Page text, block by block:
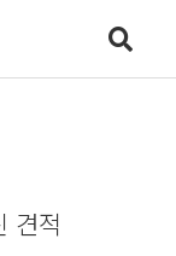
견적